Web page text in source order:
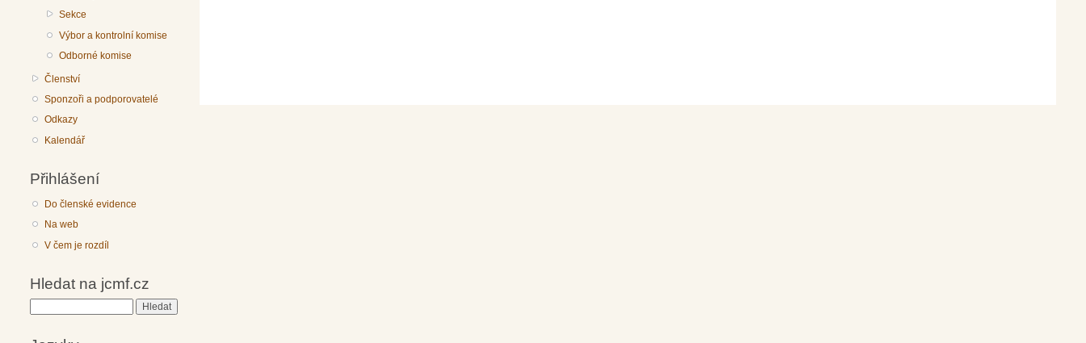
Sekce
Výbor a kontrolní komise
Odborné komise
Členství
Sponzoři a podporovatelé
Odkazy
Kalendář
Přihlášení
Do členské evidence
Na web
V čem je rozdíl
Hledat na jcmf.cz